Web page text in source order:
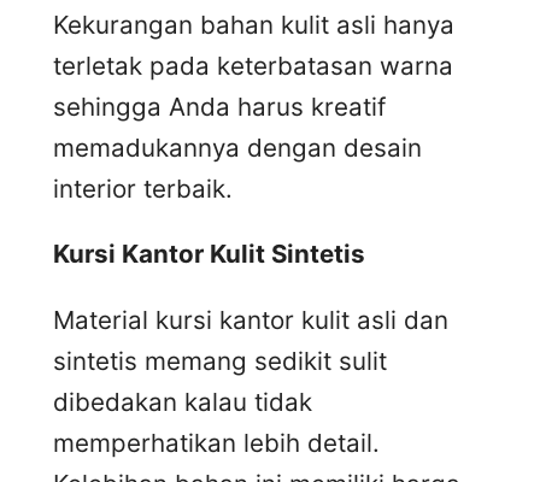
Kekurangan bahan kulit asli hanya
terletak pada keterbatasan warna
sehingga Anda harus kreatif
memadukannya dengan desain
interior terbaik.
Kursi Kantor Kulit Sintetis
Material kursi kantor kulit asli dan
sintetis memang sedikit sulit
dibedakan kalau tidak
memperhatikan lebih detail.